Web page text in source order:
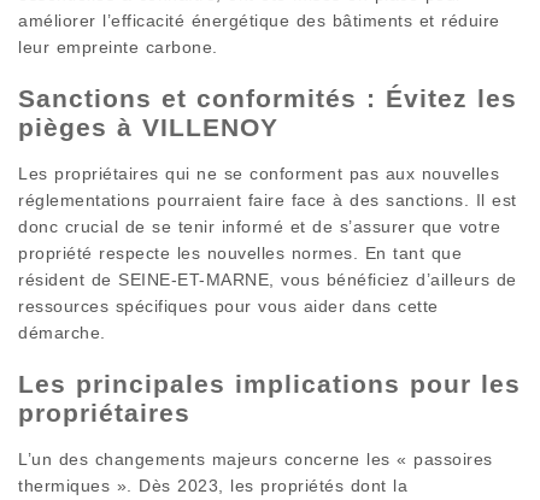
améliorer l’efficacité énergétique des bâtiments et réduire
leur empreinte carbone.
Sanctions et conformités : Évitez les
pièges à VILLENOY
Les propriétaires qui ne se conforment pas aux nouvelles
réglementations pourraient faire face à des sanctions. Il est
donc crucial de se tenir informé et de s’assurer que votre
propriété respecte les nouvelles normes. En tant que
résident de SEINE-ET-MARNE, vous bénéficiez d’ailleurs de
ressources spécifiques pour vous aider dans cette
démarche.
Les principales implications pour les
propriétaires
L’un des changements majeurs concerne les « passoires
thermiques ». Dès 2023, les propriétés dont la